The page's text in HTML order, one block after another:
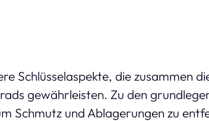
Schlüsselaspekte, die zusammen
gewährleisten. Zu den
Schmutz und Ablagerungen zu